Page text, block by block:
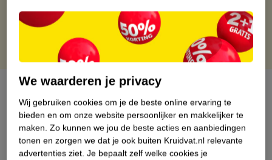
Over dit product
Productinformatie
Nature Impact Score
We waarderen je privacy
Wij gebruiken cookies om je de beste online ervaring te
bieden en om onze website persoonlijker en makkelijker te
maken. Zo kunnen we jou de beste acties en aanbiedingen
tonen en zorgen we dat je ook buiten Kruidvat.nl relevante
advertenties ziet. Je bepaalt zelf welke cookies je